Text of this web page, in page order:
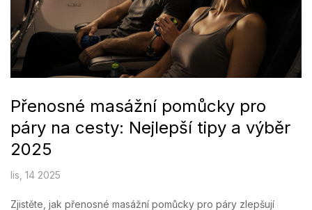
Přenosné masážní pomůcky pro
páry na cesty: Nejlepší tipy a výběr
2025
lis, 14 2025
Zjistěte, jak přenosné masážní pomůcky pro páry zlepšují